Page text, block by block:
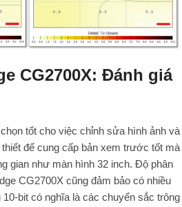
CG2700X: Đánh giá
tốt cho việc chỉnh sửa hình ảnh và
để cung cấp bản xem trước tốt mà
gian như màn hình 32 inch. Độ phân
CG2700X cũng đảm bảo có nhiều
bit có nghĩa là các chuyển sắc trông